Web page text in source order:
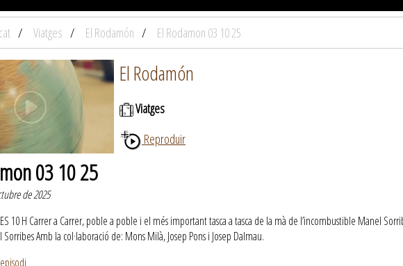
Viatges El Rodamón El Rodamon 03 10 25
El Rodamón
Viatges
Reproduir
03 10 25
de 2025
LES 10 H Carrer a Carrer, poble a poble i el més important tasca a tasca de la mà de l’incombustible Manel
Amb la col·laboració de: Mons Milà, Josep Pons i Josep Dalmau.